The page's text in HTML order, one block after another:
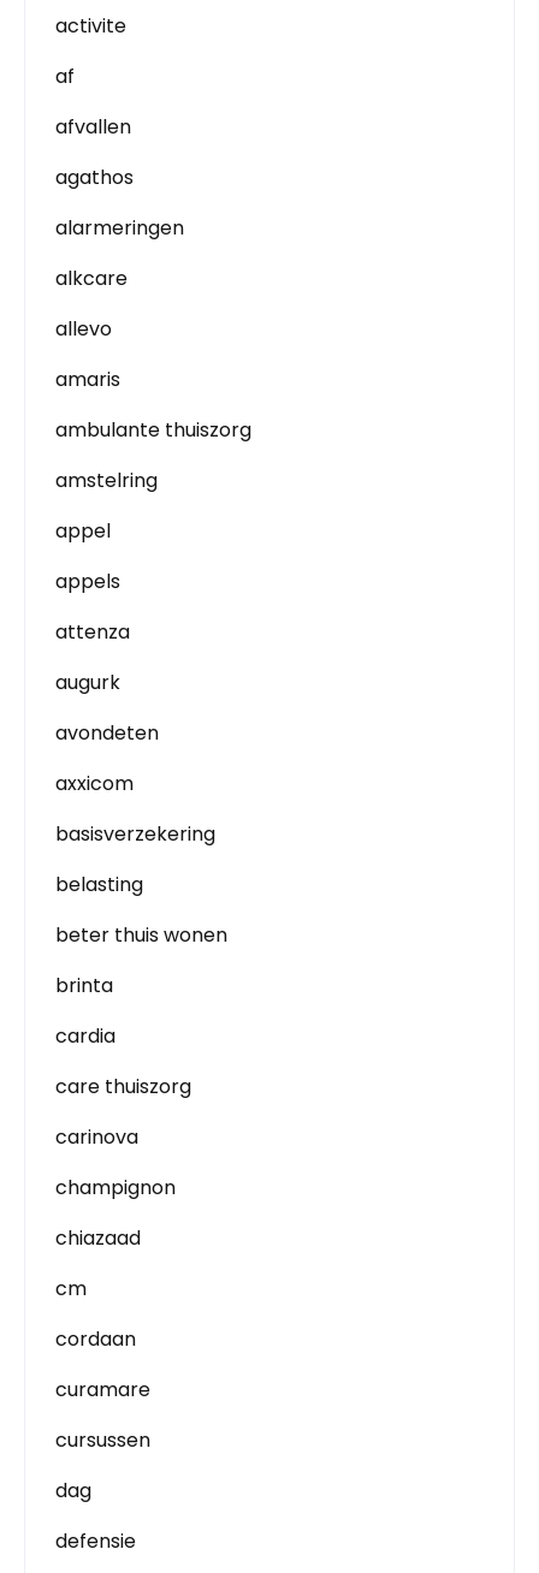
activite
af
afvallen
agathos
alarmeringen
alkcare
allevo
amaris
ambulante thuiszorg
amstelring
appel
appels
attenza
augurk
avondeten
axxicom
basisverzekering
belasting
beter thuis wonen
brinta
cardia
care thuiszorg
carinova
champignon
chiazaad
cm
cordaan
curamare
cursussen
dag
defensie